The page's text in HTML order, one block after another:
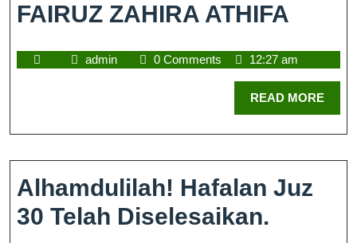
FAIRUZ ZAHIRA ATHIFA
admin 0 Comments 12:27 am
READ MORE
Alhamdulilah! Hafalan Juz
30 Telah Diselesaikan.